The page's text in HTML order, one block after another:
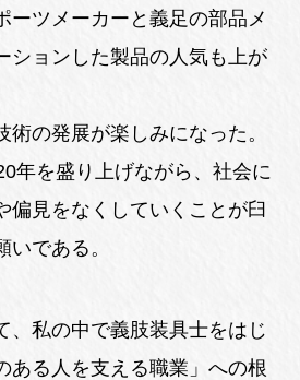
ーツメーカーと義足の部品メ
ションした製品の人気も上が
術の発展が楽しみになった。
年を盛り上げながら、社会に
偏見をなくしていくことが臼
である。
、私の中で義肢装具士をはじ
ある人を支える職業」への根